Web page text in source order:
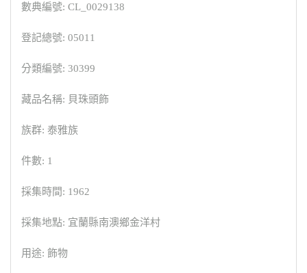
數典編號: CL_0029138
登記總號: 05011
分類編號: 30399
藏品名稱: 貝珠頭飾
族群: 泰雅族
件數: 1
採集時間: 1962
採集地點: 宜蘭縣南澳鄉金洋村
用途: 飾物